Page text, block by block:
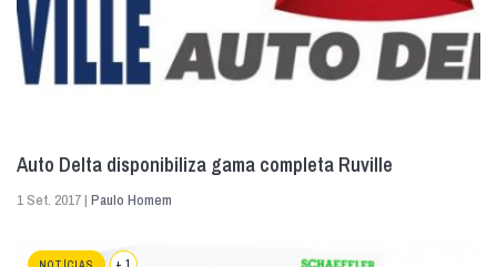
Auto Delta disponibiliza gama completa Ruville
1 Set. 2017 | Paulo Homem
+ 1